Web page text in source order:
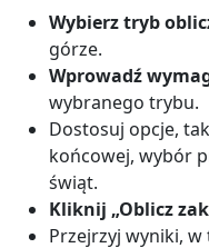
Wybierz tryb
górze.
Wprowadź
wybranego trybu.
Dostosuj opcje,
końcowej, wybór
świąt.
Kliknij „Oblicz
Przejrzyj wyniki, w